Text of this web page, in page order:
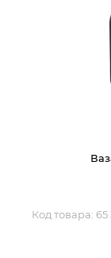
Код товара: 65